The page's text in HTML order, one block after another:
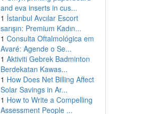
and eva inserts in cus...
1 İstanbul Avcılar Escort
sarışın: Premium Kadın...
1 Consulta Oftalmológica em
Avaré: Agende o Se...
1 Aktiviti Gebrek Badminton
Berdekatan Kawas...
1 How Does Net Billing Affect
Solar Savings in Ar...
1 How to Write a Compelling
Assessment People ...